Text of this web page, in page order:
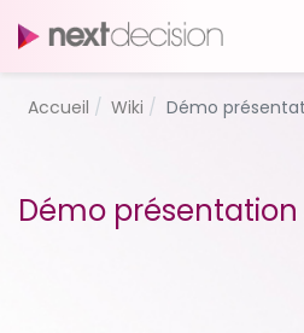
Accueil Wiki Démo
Démo présentation